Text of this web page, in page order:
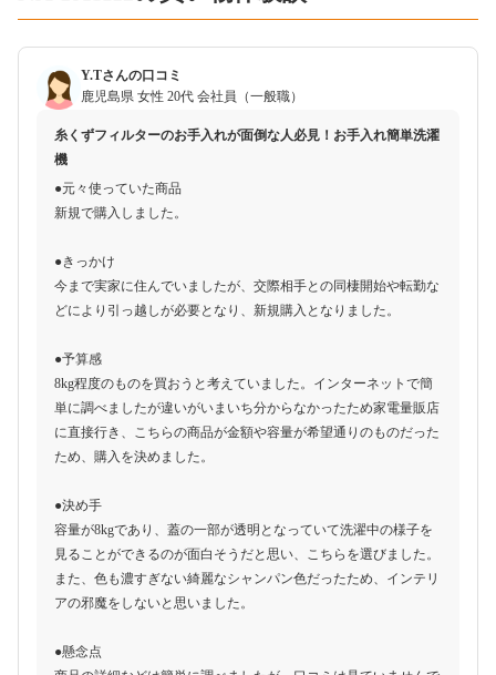
Y.Tさんの口コミ
鹿児島県 女性 20代 会社員（一般職）
糸くずフィルターのお手入れが面倒な人必見！お手入れ簡単洗濯
機
●元々使っていた商品
新規で購入しました。
●きっかけ
今まで実家に住んでいましたが、交際相手との同棲開始や転勤な
どにより引っ越しが必要となり、新規購入となりました。
●予算感
8kg程度のものを買おうと考えていました。インターネットで簡
単に調べましたが違いがいまいち分からなかったため家電量販店
に直接行き、こちらの商品が金額や容量が希望通りのものだった
ため、購入を決めました。
●決め手
容量が8kgであり、蓋の一部が透明となっていて洗濯中の様子を
見ることができるのが面白そうだと思い、こちらを選びました。
また、色も濃すぎない綺麗なシャンパン色だったため、インテリ
アの邪魔をしないと思いました。
●懸念点